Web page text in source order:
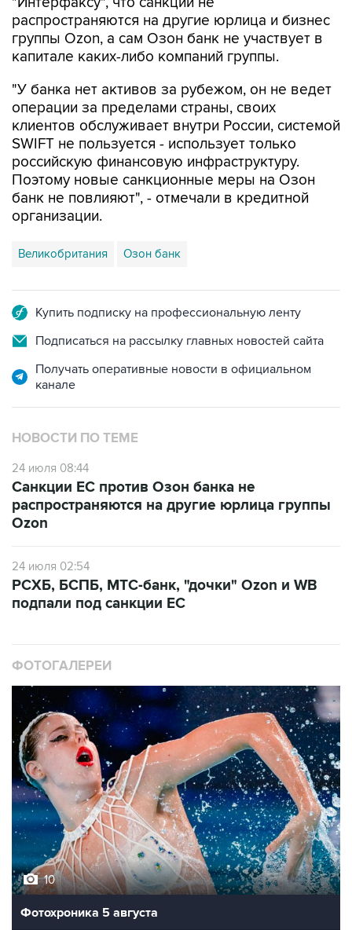
распространяются на другие юрлица и бизнес
группы Ozon, а сам Озон банк не участвует в
капитале каких-либо компаний группы.
"У банка нет активов за рубежом, он не ведет
операции за пределами страны, своих
клиентов обслуживает внутри России, системой
SWIFT не пользуется - использует только
российскую финансовую инфраструктуру.
Поэтому новые санкционные меры на Озон
банк не повлияют", - отмечали в кредитной
организации.
Великобритания Озон банк
Купить подписку на профессиональную ленту
Подписаться на рассылку главных новостей сайта
Получать оперативные новости в официальном
канале
НОВОСТИ ПО ТЕМЕ
24 июля 08:44
Санкции ЕС против Озон банка не
распространяются на другие юрлица группы
Ozon
24 июля 02:54
РСХБ, БСПБ, МТС-банк, "дочки" Ozon и WB
подпали под санкции ЕС
ФОТОГАЛЕРЕИ
10
Фотохроника 5 августа